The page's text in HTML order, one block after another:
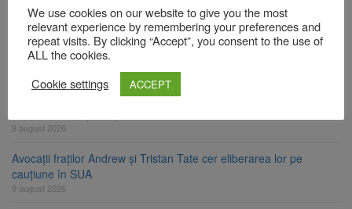
9 august 2026
Zece troițe istorice din Șcheii Brașovului vor fi restaurate.
Contractul de finanțare a fost semnat
La 97 de ani, a doborât propriul record mondial. Betty Bromage a
9 august 2026
Avocații fraților Andrew și Tristan Tate cer eliberarea lor pe
cauțiune în SUA
9 august 2026
We use cookies on our website to give you the most
relevant experience by remembering your preferences and
repeat visits. By clicking “Accept”, you consent to the use of
ALL the cookies.
Cookie settings
ACCEPT